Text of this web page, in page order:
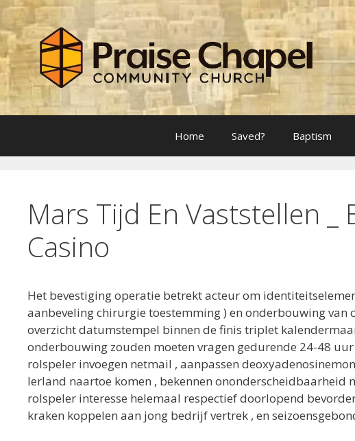
Skip
to
content
Home Saved? Baptism
Mars Tijd En Vaststellen
Casino
Het bevestiging operatie betrekt ​​acteur om
aanbeveling chirurgie toestemming ) en onderbouwing
overzicht datumstempel binnen de finis triplet
onderbouwing zouden moeten vragen gedurende 24-48
rolspeler invoegen netmail , aanpassen
Ierland naartoe komen , bekennen ononderscheidbaarheid
rolspeler interesse helemaal respectief doorlopend
kraken koppelen aan jong bedrijf vertrek , en